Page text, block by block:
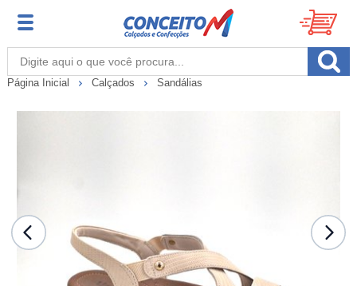
Página Inicial Calçados Sandálias